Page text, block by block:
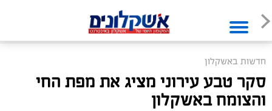
חדשות באשקלון
סקר טבע עירוני מציג את מפת החי
והצומח באשקלון